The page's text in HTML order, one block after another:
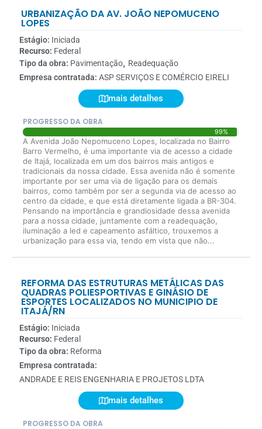
URBANIZAÇÃO DA AV. JOÃO NEPOMUCENO
LOPES
Estágio: Iniciada
Recurso: Federal
Tipo da obra: Pavimentação, Readequação
Empresa contratada: ASP SERVIÇOS E COMÉRCIO EIRELI
mais detalhes
PROGRESSO DA OBRA
99%
A Avenida João Nepomuceno Lopes, localizada no Bairro
Barro Vermelho, é uma importante via de acesso a cidade
de Itajá, localizada em um dos bairros mais antigos e
tradicionais da nossa cidade. Essa avenida não é somente
importante por ser uma via de ligação para os demais
bairros, como também por ser a segunda via de acesso ao
centro da cidade, e que está diretamente ligada a BR-304.
Pensando na importância e grandiosidade dessa avenida
para a nossa cidade, juntamente com a readequação,
iluminação a led e capeamento asfáltico, trouxemos a
urbanização para essa via, tendo em vista que não...
REFORMA DAS ESTRUTURAS METÁLICAS DAS
QUADRAS POLIESPORTIVAS E GINÁSIO DE
ESPORTES LOCALIZADOS NO MUNICIPIO DE
ITAJÁ/RN
Estágio: Iniciada
Recurso: Federal
Tipo da obra: Reforma
Empresa contratada:
ANDRADE E REIS ENGENHARIA E PROJETOS LDTA
mais detalhes
PROGRESSO DA OBRA